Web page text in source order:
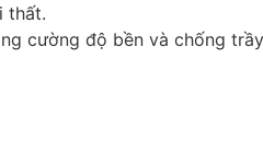
thất.
cường độ bền và chống